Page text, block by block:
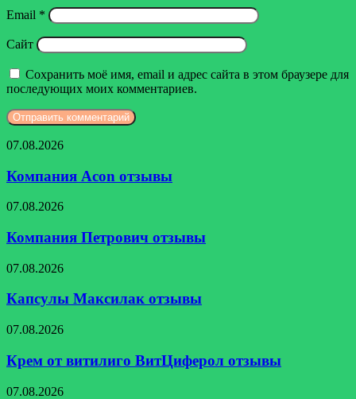
Email *
Сайт
Сохранить моё имя, email и адрес сайта в этом браузере для
последующих моих комментариев.
Компания
отзывы
07.08.2026
Компания Acon отзывы
Компания
отзывы
07.08.2026
Компания Петрович отзывы
Капсулы
отзывы
07.08.2026
Капсулы Максилак отзывы
Крем
витилиго
ВитЦиферол
отзывы
07.08.2026
Крем от витилиго ВитЦиферол отзывы
Альфаксим
07.08.2026